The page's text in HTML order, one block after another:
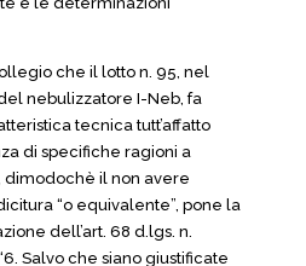
che il lotto n. 95, nel
nebulizzatore I-Neb, fa
tecnica tutt’affatto
di specifiche ragioni a
dimodochè il non avere
“o equivalente”, pone la
dell’art. 68 d.lgs. n.
Salvo che siano giustificate